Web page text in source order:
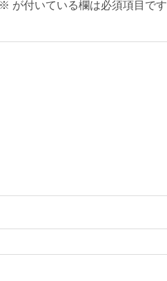
※ が付いている欄は必須項目です